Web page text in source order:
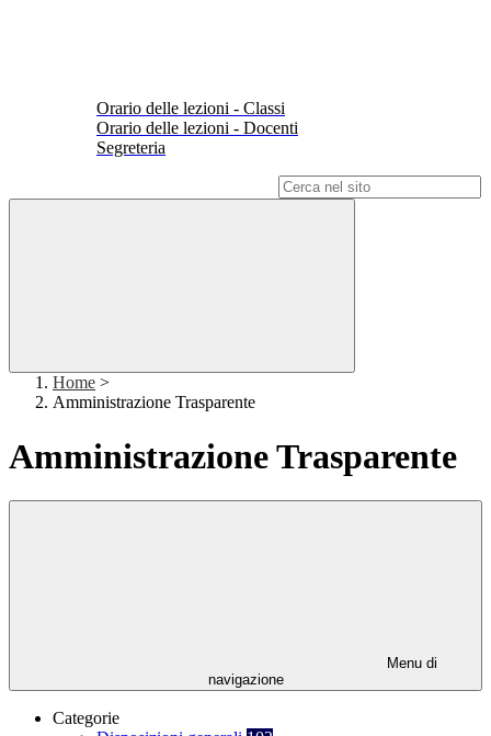
Orario delle lezioni - Classi
Orario delle lezioni - Docenti
Segreteria
Home >
Amministrazione Trasparente
Amministrazione Trasparente
Menu di
navigazione
Categorie